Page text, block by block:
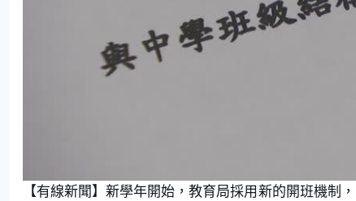
【有線新聞】新學年開始，教育局採用新的開班機